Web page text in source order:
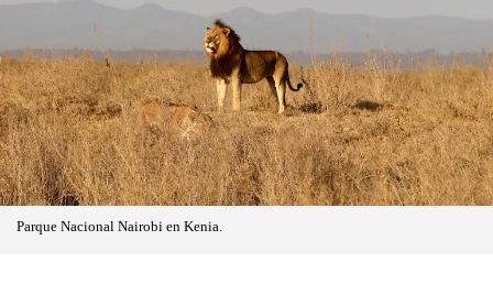
Parque Nacional Nairobi en Kenia.